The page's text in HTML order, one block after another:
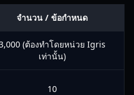
จำนวน / ข้อกำหนด
(ต้องทำโดยหน่วย Igris
เท่านั้น)
10